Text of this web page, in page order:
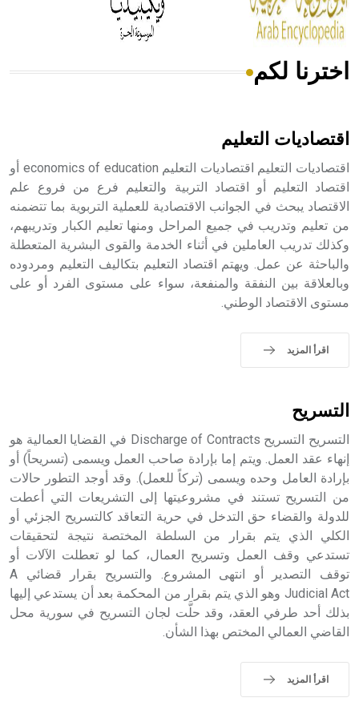
هل تعلم أن الأبسيد كلمة فرنسية اللفظ تم اعتمادها مصطلحاً
- هل تعلم أن أبجر Abgar اسم معروف جيداً يعود إلى عدد من
الملوك الذين حكموا مدينة إديسا (الرها) من أبجر الأول وحتى
التاسع، وهم ينتسبون إلى أسرة أوسروين
sign تكتب منفصلة غير متصلة، وتعتمد المبدأ الأكوروفوني،
اخترنا لكم
اقتصاديات التعليم
اقتصاديات التعليم اقتصاديات التعليم economics of education أو
اقتصاد التعليم أو اقتصاد التربية والتعليم فرع من فروع علم
الاقتصاد يبحث في الجوانب الاقتصادية للعملية التربوية بما تتضمنه
من تعليم وتدريب في جميع المراحل ومنها تعليم الكبار وتدريبهم،
وكذلك تدريب العاملين في أثناء الخدمة والقوى البشرية المتعطلة
والباحثة عن عمل. ويهتم اقتصاد التعليم بتكاليف التعليم ومردوده
وبالعلاقة بين النفقة والمنفعة، سواء على مستوى الفرد أو على
مستوى الاقتصاد الوطني.
اقرأ المزيد
التسريح
التسريح التسريح Discharge of Contracts في القضايا العمالية هو
إنهاء عقد العمل. ويتم إما بإرادة صاحب العمل ويسمى (تسريحاً) أو
بإرادة العامل وحده ويسمى (تركاً للعمل). وقد أوجد التطور حالات
من التسريح تستند في مشروعيتها إلى التشريعات التي أعطت
للدولة والقضاء حق التدخل في حرية التعاقد كالتسريح الجزئي أو
الكلي الذي يتم بقرار من السلطة المختصة نتيجة لتحقيقات
تستدعي وقف العمل وتسريح العمال، كما لو تعطلت الآلات أو
توقف التصدير أو انتهى المشروع. والتسريح بقرار قضائي A
Judicial Act وهو الذي يتم بقرار من المحكمة بعد أن يستدعي إليها
بذلك أحد طرفي العقد، وقد حلَّت لجان التسريح في سورية محل
القاضي العمالي المختص بهذا الشأن.
اقرأ المزيد